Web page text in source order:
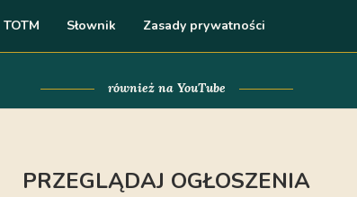
TOTM Słownik Zasady prywatności
również na YouTube
PRZEGLĄDAJ OGŁOSZENIA